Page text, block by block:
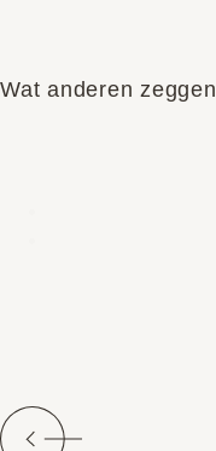
Wat anderen zeggen